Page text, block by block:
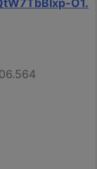
O1.